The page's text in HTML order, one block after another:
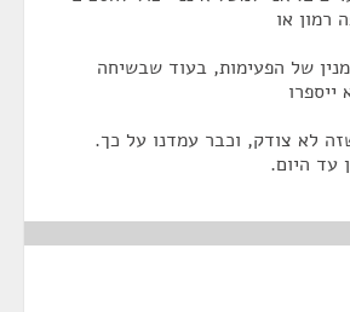
רמון או
של הפעימות, בעוד שבשיחה
לא צודק, וכבר עמדנו על כך.
עד היום.